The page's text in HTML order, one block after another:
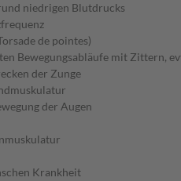
niedrigen Blutdrucks
de pointes)
Bewegungsabläufe mit Zittern,
der Zunge
der Augen
Krankheit